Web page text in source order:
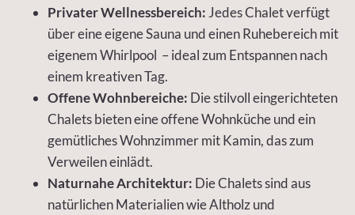
Privater Wellnessbereich: Jedes Chalet verfügt
über eine eigene Sauna und einen Ruhebereich mit
eigenem Whirlpool – ideal zum Entspannen nach
einem kreativen Tag.
Offene Wohnbereiche: Die stilvoll eingerichteten
Chalets bieten eine offene Wohnküche und ein
gemütliches Wohnzimmer mit Kamin, das zum
Verweilen einlädt.
Naturnahe Architektur: Die Chalets sind aus
natürlichen Materialien wie Altholz und